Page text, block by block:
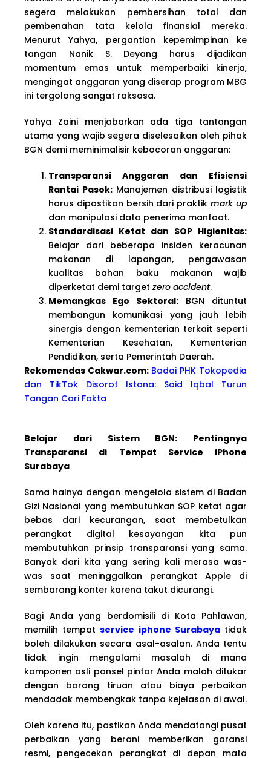
segera melakukan pembersihan total dan
pembenahan tata kelola finansial mereka.
Menurut Yahya, pergantian kepemimpinan ke
tangan Nanik S. Deyang harus dijadikan
momentum emas untuk memperbaiki kinerja,
mengingat anggaran yang diserap program MBG
ini tergolong sangat raksasa.
Yahya Zaini menjabarkan ada tiga tantangan
utama yang wajib segera diselesaikan oleh pihak
BGN demi meminimalisir kebocoran anggaran:
Transparansi Anggaran dan Efisiensi
Rantai Pasok:Manajemen distribusi logistik
harus dipastikan bersih dari praktikmark up
dan manipulasi data penerima manfaat.
Standardisasi Ketat dan SOP Higienitas:
Belajar dari beberapa insiden keracunan
makanan di lapangan, pengawasan
kualitas bahan baku makanan wajib
diperketat demi target zero accident.
Memangkas Ego Sektoral: BGN dituntut
membangun komunikasi yang jauh lebih
sinergis dengan kementerian terkait seperti
Kementerian Kesehatan, Kementerian
Pendidikan, serta Pemerintah Daerah.
Rekomendas Cakwar.com: Badai PHK Tokopedia
dan TikTok Disorot Istana: Said Iqbal Turun
Tangan Cari Fakta
Belajar dari Sistem BGN: Pentingnya
Transparansi di Tempat Service iPhone
Surabaya
Sama halnya dengan mengelola sistem di Badan
Gizi Nasional yang membutuhkan SOP ketat agar
bebas dari kecurangan, saat membetulkan
perangkat digital kesayangan kita pun
membutuhkan prinsip transparansi yang sama.
Banyak dari kita yang sering kali merasa was-
was saat meninggalkan perangkat Apple di
sembarang konter karena takut dicurangi.
Bagi Anda yang berdomisili di Kota Pahlawan,
memilih tempatservice iphone Surabayatidak
boleh dilakukan secara asal-asalan. Anda tentu
tidak ingin mengalami masalah di mana
komponen asli ponsel pintar Anda malah ditukar
dengan barang tiruan atau biaya perbaikan
mendadak membengkak tanpa kejelasan di awal.
Oleh karena itu, pastikan Anda mendatangi pusat
perbaikan yang berani memberikan garansi
resmi, pengecekan perangkat di depan mata